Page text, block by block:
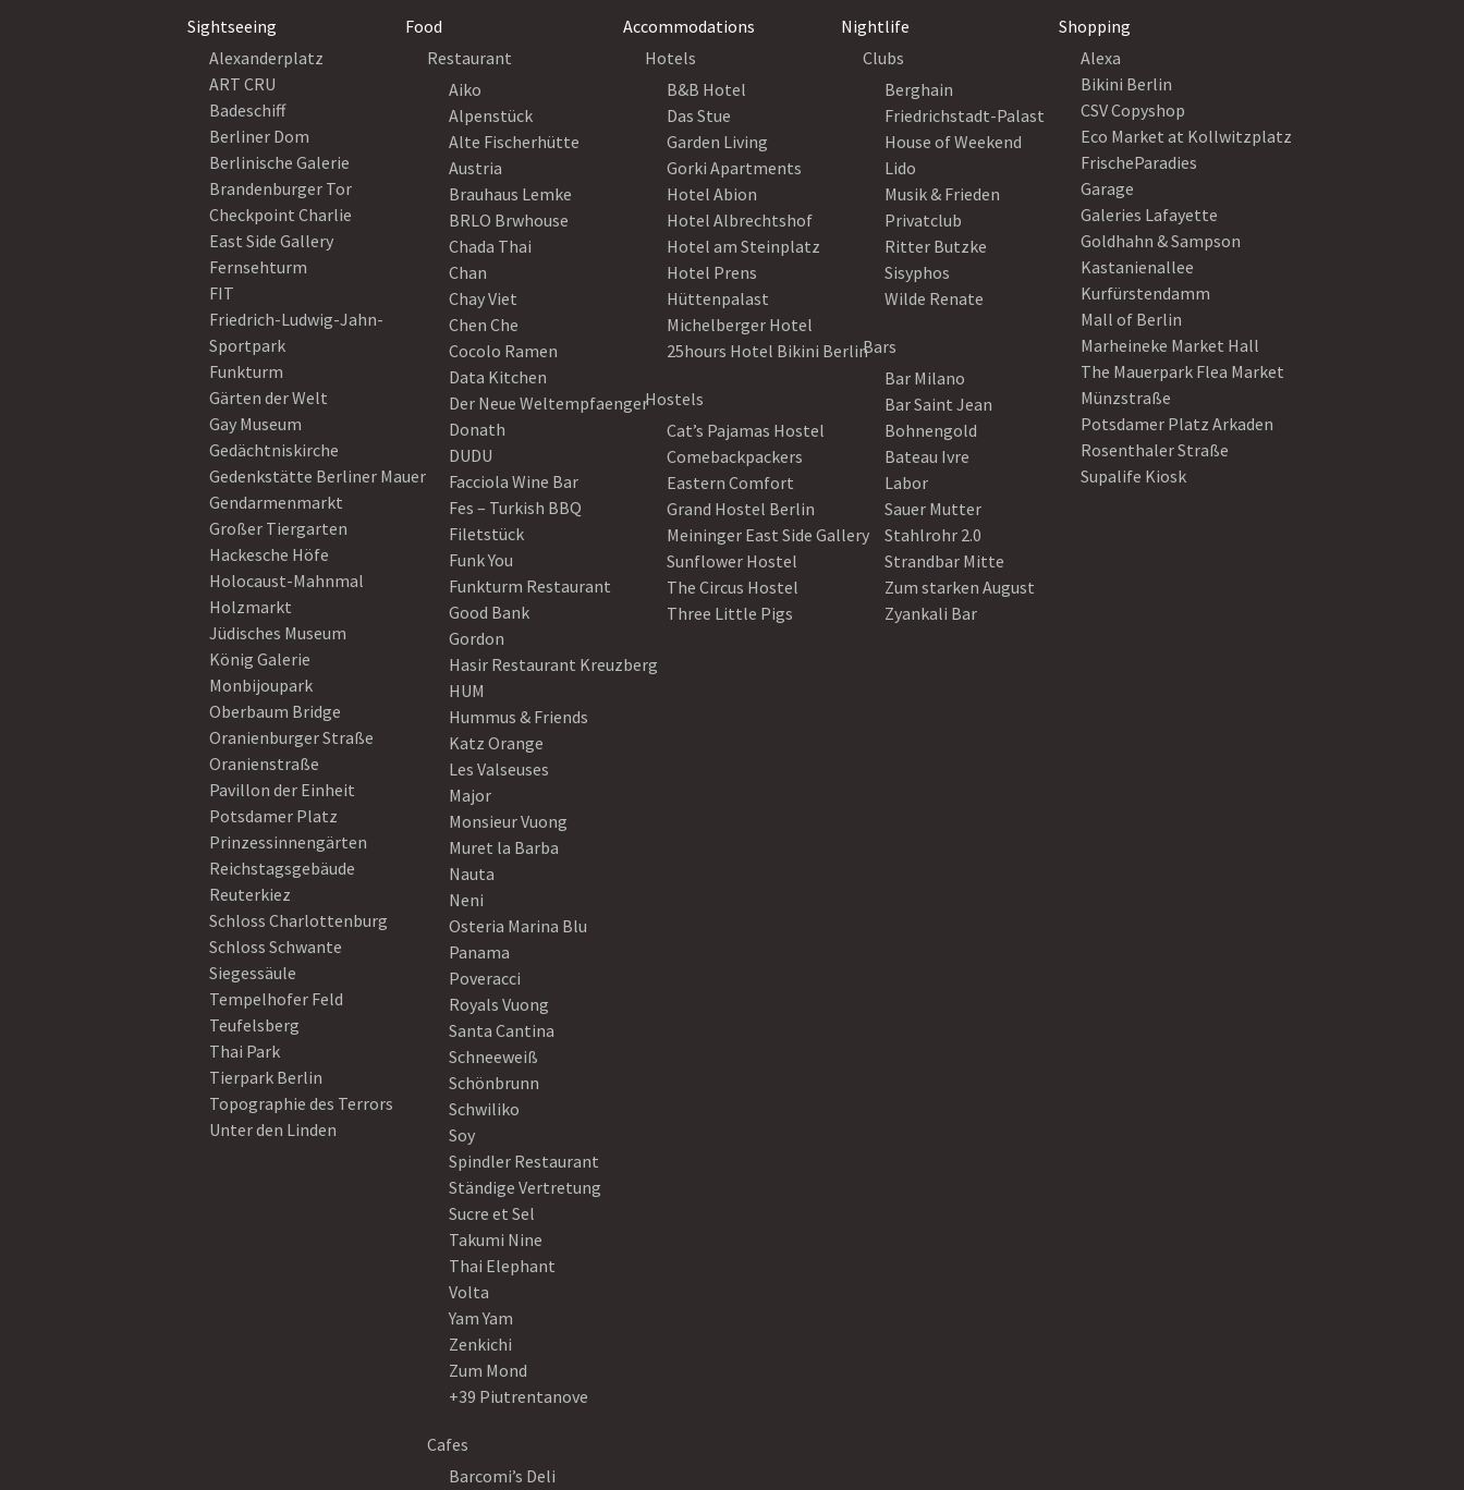
Sightseeing
Alexanderplatz
ART CRU
Badeschiff
Berliner Dom
Berlinische Galerie
Brandenburger Tor
Checkpoint Charlie
East Side Gallery
Fernsehturm
FIT
Friedrich-Ludwig-Jahn-
Sportpark
Funkturm
Gärten der Welt
Gay Museum
Gedächtniskirche
Gedenkstätte Berliner Mauer
Gendarmenmarkt
Großer Tiergarten
Hackesche Höfe
Holocaust-Mahnmal
Holzmarkt
Jüdisches Museum
König Galerie
Monbijoupark
Oberbaum Bridge
Oranienburger Straße
Oranienstraße
Pavillon der Einheit
Potsdamer Platz
Prinzessinnengärten
Reichstagsgebäude
Reuterkiez
Schloss Charlottenburg
Schloss Schwante
Siegessäule
Tempelhofer Feld
Teufelsberg
Thai Park
Tierpark Berlin
Topographie des Terrors
Unter den Linden
Food
Restaurant
Aiko
Alpenstück
Alte Fischerhütte
Austria
Brauhaus Lemke
BRLO Brwhouse
Chada Thai
Chan
Chay Viet
Chen Che
Cocolo Ramen
Data Kitchen
Der Neue Weltempfaenger
Donath
DUDU
Facciola Wine Bar
Fes – Turkish BBQ
Filetstück
Funk You
Funkturm Restaurant
Good Bank
Gordon
Hasir Restaurant Kreuzberg
HUM
Hummus & Friends
Katz Orange
Les Valseuses
Major
Monsieur Vuong
Muret la Barba
Nauta
Neni
Osteria Marina Blu
Panama
Poveracci
Royals Vuong
Santa Cantina
Schneeweiß
Schönbrunn
Schwiliko
Soy
Spindler Restaurant
Ständige Vertretung
Sucre et Sel
Takumi Nine
Thai Elephant
Volta
Yam Yam
Zenkichi
Zum Mond
+39 Piutrentanove
Cafes
Barcomi’s Deli
Accommodations
Hotels
B&B Hotel
Das Stue
Garden Living
Gorki Apartments
Hotel Abion
Hotel Albrechtshof
Hotel am Steinplatz
Hotel Prens
Hüttenpalast
Michelberger Hotel
25hours Hotel Bikini Berlin
Hostels
Cat’s Pajamas Hostel
Comebackpackers
Eastern Comfort
Grand Hostel Berlin
Meininger East Side Gallery
Sunflower Hostel
The Circus Hostel
Three Little Pigs
Nightlife
Clubs
Berghain
Friedrichstadt-Palast
House of Weekend
Lido
Musik & Frieden
Privatclub
Ritter Butzke
Sisyphos
Wilde Renate
Bars
Bar Milano
Bar Saint Jean
Bohnengold
Bateau Ivre
Labor
Sauer Mutter
Stahlrohr 2.0
Strandbar Mitte
Zum starken August
Zyankali Bar
Shopping
Alexa
Bikini Berlin
CSV Copyshop
Eco Market at Kollwitzplatz
FrischeParadies
Garage
Galeries Lafayette
Goldhahn & Sampson
Kastanienallee
Kurfürstendamm
Mall of Berlin
Marheineke Market Hall
The Mauerpark Flea Market
Münzstraße
Potsdamer Platz Arkaden
Rosenthaler Straße
Supalife Kiosk